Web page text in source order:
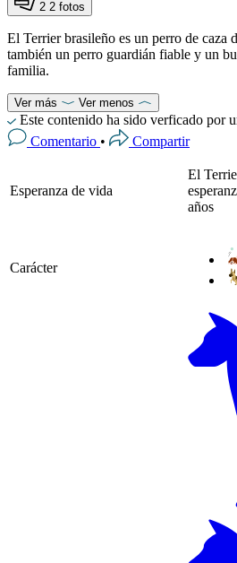
2 2 fotos
El Terrier brasileño es un perro de caza
también un perro guardián fiable y un
familia.
Ver más Ver menos
Este contenido ha sido verficado por
Comentario • Compartir
Esperanza de vida
El
años
Carácter